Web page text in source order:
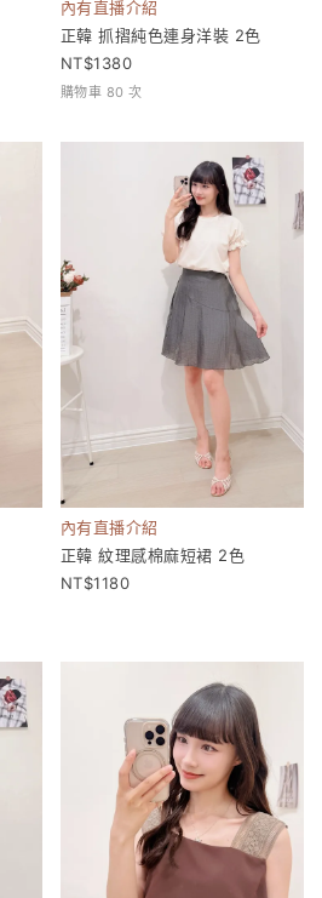
內有直播介紹
正韓 抓摺純色連身洋裝 2色
1380
購物車 80 次
內有直播介紹
正韓 紋理感棉麻短裙 2色
1180